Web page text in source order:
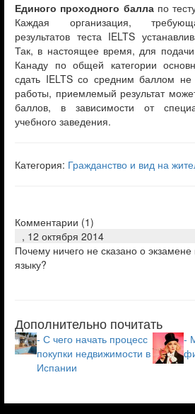
Единого проходного балла по
Каждая организация,
результатов теста IELTS
Так, в настоящее время, для
Канаду по общей категории
сдать IELTS со средним баллом
работы, приемлемый результат
баллов, в зависимости от
учебного заведения.
Категория: Гражданство и вид на
Комментарии (1)
, 12 октября 2014
Почему ничего не сказано о
языку?
Дополнительно почитать
- С чего начать процесс
покупки недвижимости в
Испании
-